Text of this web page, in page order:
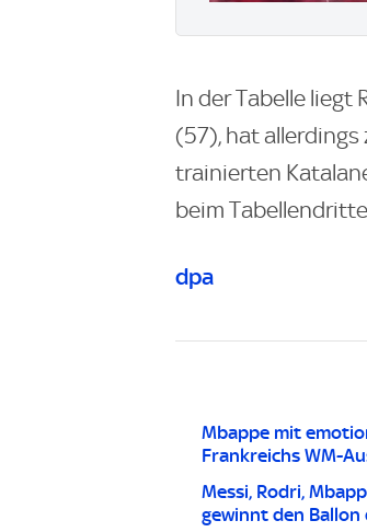
In der Tabelle liegt
(57), hat allerdings
trainierten
beim
dpa
Mbappe mit
Frankreichs WM-
Messi, Rodri,
gewinnt den Ballon